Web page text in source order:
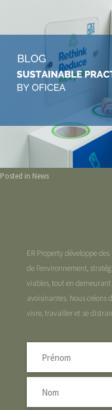
Posted in News
ER Property développe
de l’environnement,
viables, tout en
avoisinantes. Nous créons
vivre, travailler et se